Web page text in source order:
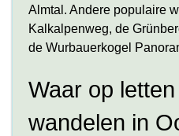
Almtal. Andere populaire
Kalkalpenweg, de
de Wurbauerkogel
Waar op
wandelen in